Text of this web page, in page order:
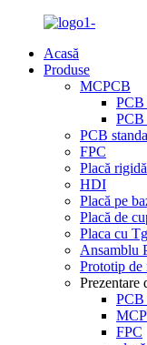
Acasă
Produse
MCPCB
PCB
PCB
PCB
FPC
Placă
HDI
Placă pe
Placă de
Placa cu
Ansamblu
Prototip de
Prezentare
PCB
FPC